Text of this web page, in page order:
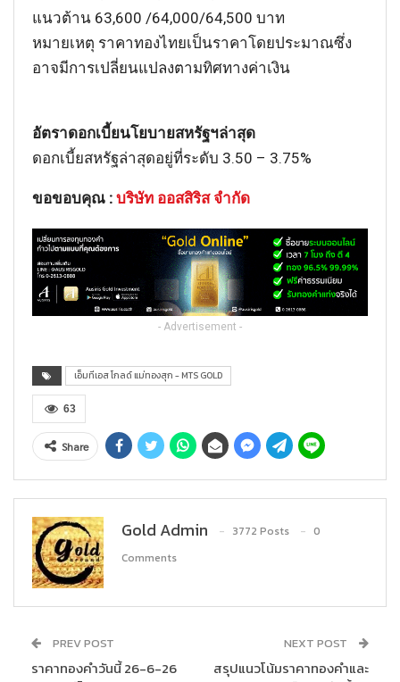
แนวต้าน 63,600 /64,000/64,500 บาท
หมายเหตุ ราคาทองไทยเป็นราคาโดยประมาณซึ่ง
อาจมีการเปลี่ยนแปลงตามทิศทางค่าเงิน
อัตราดอกเบี้ยนโยบายสหรัฐฯล่าสุด
ดอกเบี้ยสหรัฐล่าสุดอยู่ที่ระดับ 3.50 – 3.75%
ขอขอบคุณ : บริษัท ออสสิริส จำกัด
- Advertisement -
เอ็มทีเอส โกลด์ แม่ทองสุก - MTS GOLD
63
Share
Gold Admin 3772 Posts
0
Comments
PREV POST
ราคาทองคำวันนี้ 26-6-26
NEXT POST
สรุปแนวโน้มราคาทองคำและ